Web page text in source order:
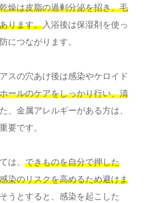
燥は皮脂の過剰分泌を招き、毛
ります。入浴後は保湿剤を使っ
につながります。
スの穴あけ後は感染やケロイド
ールのケアをしっかり行い、清
、金属アレルギーがある方は、
要です。
は、 できものを自分で押した
染のリスクを高めるため避けま
うとすると、感染を起こした